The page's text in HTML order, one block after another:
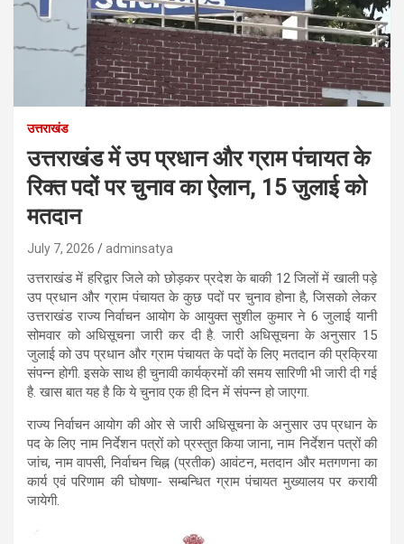
उत्तराखंड
उत्तराखंड में उप प्रधान और ग्राम पंचायत के
रिक्त पदों पर चुनाव का ऐलान, 15 जुलाई को
मतदान
July 7, 2026 adminsatya
उत्तराखंड में हरिद्वार जिले को छोड़कर प्रदेश के बाकी 12 जिलों में खाली पड़े
उप प्रधान और ग्राम पंचायत के कुछ पदों पर चुनाव होना है, जिसको लेकर
उत्तराखंड राज्य निर्वाचन आयोग के आयुक्त सुशील कुमार ने 6 जुलाई यानी
सोमवार को अधिसूचना जारी कर दी है. जारी अधिसूचना के अनुसार 15
जुलाई को उप प्रधान और ग्राम पंचायत के पदों के लिए मतदान की प्रक्रिया
संपन्न होगी. इसके साथ ही चुनावी कार्यक्रमों की समय सारिणी भी जारी दी गई
है. खास बात यह है कि ये चुनाव एक ही दिन में संपन्न हो जाएगा.
राज्य निर्वाचन आयोग की ओर से जारी अधिसूचना के अनुसार उप प्रधान के
पद के लिए नाम निर्देशन पत्रों को प्रस्तुत किया जाना, नाम निर्देशन पत्रों की
जांच, नाम वापसी, निर्वाचन चिह्न (प्रतीक) आवंटन, मतदान और मतगणना का
कार्य एवं परिणाम की घोषणा- सम्बन्धित ग्राम पंचायत मुख्यालय पर करायी
जायेगी.